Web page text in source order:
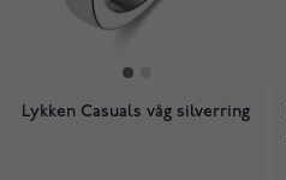
Lykken Casuals våg silverring